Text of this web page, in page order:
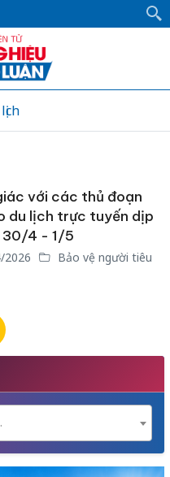
với các thủ đoạn
du lịch trực tuyến dịp
30/4 - 1/5
2026
Bảo vệ người tiêu